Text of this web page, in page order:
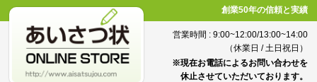
創業50年の信頼と実績
営業時間 : 9:00~12:00/13:00~14:00
（休業日 / 土日祝日）
※現在お電話によるお問い合わせを
休止させていただいております。